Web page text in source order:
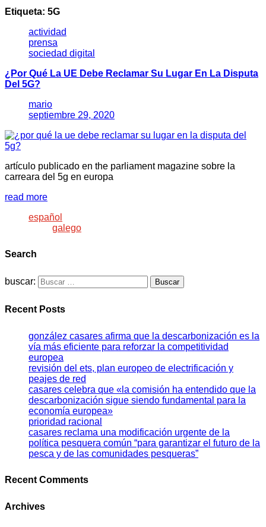
Etiqueta: 5G
actividad
prensa
sociedad digital
¿Por Qué La UE Debe Reclamar Su Lugar En La Disputa
Del 5G?
mario
septiembre 29, 2020
artículo publicado en the parliament magazine sobre la
carreara del 5g en europa
read more
español
galego
Search
buscar:
Recent Posts
gonzález casares afirma que la descarbonización es la
vía más eficiente para reforzar la competitividad
europea
revisión del ets, plan europeo de electrificación y
peajes de red
casares celebra que «la comisión ha entendido que la
descarbonización sigue siendo fundamental para la
economía europea»
prioridad racional
casares reclama una modificación urgente de la
política pesquera común “para garantizar el futuro de la
pesca y de las comunidades pesqueras”
Recent Comments
Archives